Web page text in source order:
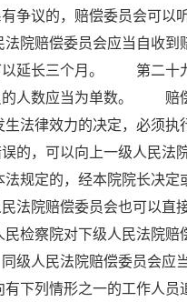
争议的，赔偿委员会可以
赔偿委员会应当自收到
可以延长三个月。 第二
的人数应当为单数。 赔
生法律效力的决定，必
的，可以向上一级人民法
规定的，经本院院长决定
法院赔偿委员会也可以直
检察院对下级人民法院赔
级人民法院赔偿委员会应
列情形之一的工作人员